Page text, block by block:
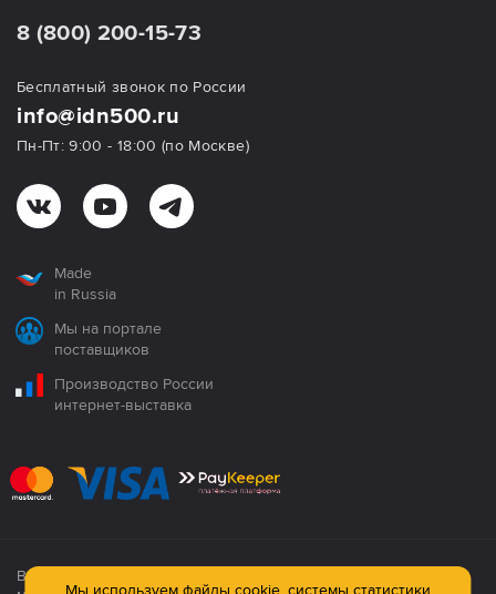
8 (800) 200-15-73
Бесплатный звонок по России
info@idn500.ru
Пн-Пт: 9:00 - 18:00 (по Москве)
Made
in Russia
Мы на портале
поставщиков
Производство России
интернет-выставка
Все продукция сертифицирована. Использование
Мы используем файлы cookie, системы статистики